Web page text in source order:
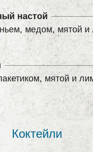
настой
медом, мятой
мятой и
Коктейли